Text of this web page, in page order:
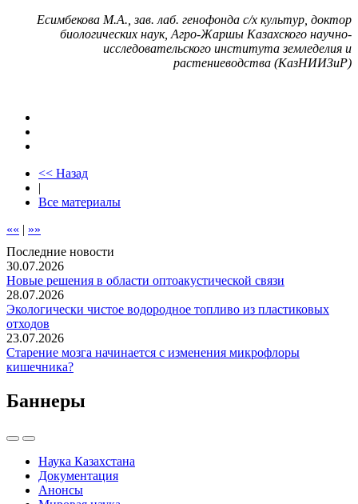
Есимбекова М.А., зав. лаб. генофонда с/х культур, доктор
биологических наук, Агро-Жаршы Казахского научно-
исследовательского института земледелия и
растениеводства (КазНИИЗиР)
<< Назад
|
Все материалы
«« | »»
Последние новости
30.07.2026
Новые решения в области оптоакустической связи
28.07.2026
Экологически чистое водородное топливо из пластиковых
отходов
23.07.2026
Старение мозга начинается с изменения микрофлоры
кишечника?
Баннеры
Наука Казахстана
Документация
Анонсы